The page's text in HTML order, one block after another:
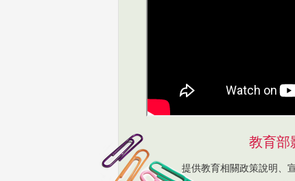
教育部
提供教育相關政策說明、